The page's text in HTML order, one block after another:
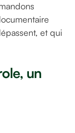
et qui
un